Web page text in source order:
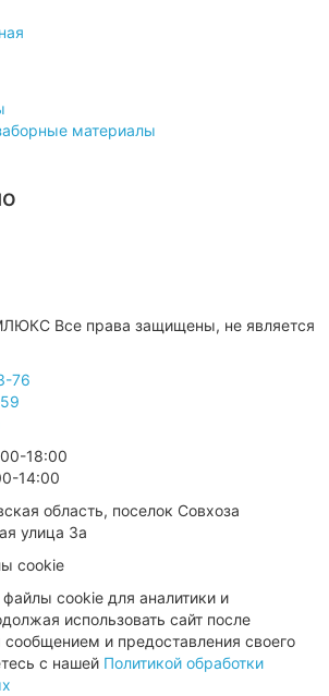
материалы
Все права защищены, не является
76
18:00
14:00
область, поселок Совхоза
улица 3а
cookie
cookie для аналитики и
использовать сайт после
и предоставления своего
с нашей Политикой обработки